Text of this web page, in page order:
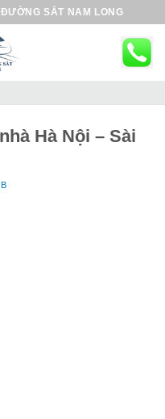
SẮT NAM LONG
Hà Nội – Sài